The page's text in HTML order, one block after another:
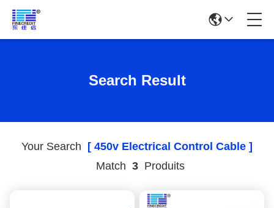
Search Result
Your Search [ 450v Electrical Control Cable ]
Match 3Produits